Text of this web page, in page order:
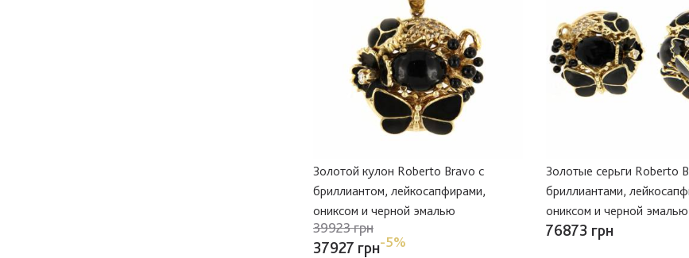
Золотой кулон Roberto Bravo с
бриллиантом, лейкосапфирами,
ониксом и черной эмалью
39923 грн
37927 грн-5%
Золотые серьги Roberto
бриллиантами,
ониксом и черной эмалью
76873 грн